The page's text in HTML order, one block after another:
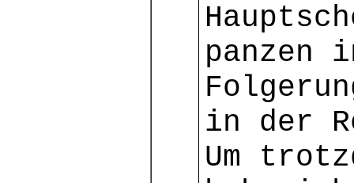
panzen
in der
Um